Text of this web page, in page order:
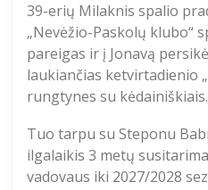
39-erių Milaknis spalio
„Nevėžio-Paskolų klubo“
pareigas ir į Jonavą
laukiančias ketvirtadienio
rungtynes su kėdainiškiais.
Tuo tarpu su Steponu
ilgalaikis 3 metų
vadovaus iki 2027/2028